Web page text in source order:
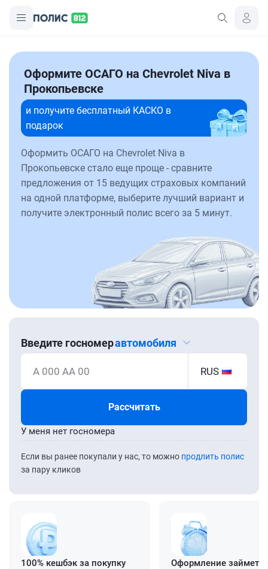
Оформите ОСАГО на Chevrolet Niva в
Прокопьевске
и получите бесплатный КАСКО в
подарок
Оформить ОСАГО на Chevrolet Niva в
Прокопьевске стало еще проще - сравните
предложения от 15 ведущих страховых компаний
на одной платформе, выберите лучший вариант и
получите электронный полис всего за 5 минут.
Введите госномеравтомобиля
А 000 АА 00 RUS
Рассчитать
Если вы ранее покупали у нас, то можно продлить полис
за пару кликов
У меня нет госномера
100% кешбэк за покупку
Оформление займет